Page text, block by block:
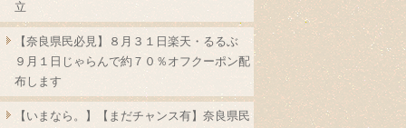
立
【奈良県民必見】８月３１日楽天・るるぶ
９月１日じゃらんで約７０％オフクーポン配
布します
【いまなら。】【まだチャンス有】奈良県民